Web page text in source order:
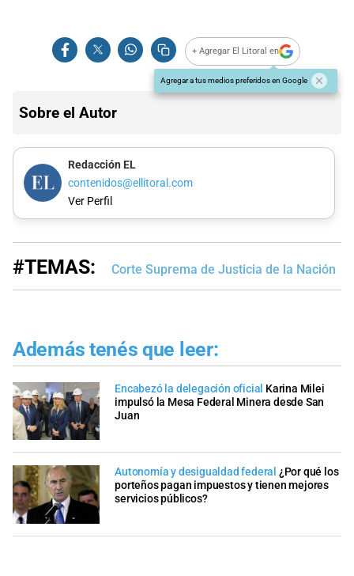
+ Agregar El Litoral en
Agregar a tus medios preferidos en Google
Sobre el Autor
Redacción EL
contenidos@ellitoral.com
Ver Perfil
#TEMAS: Corte Suprema de Justicia de la Nación
Además tenés que leer:
Encabezó la delegación oficial Karina Milei
impulsó la Mesa Federal Minera desde San
Juan
Autonomía y desigualdad federal ¿Por qué los
porteños pagan impuestos y tienen mejores
servicios públicos?